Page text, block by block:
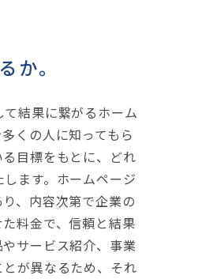
か。
結果に繋がるホーム
くの人に知ってもら
目標をもとに、どれ
ます。ホームページ
、内容次第で企業の
料金で、信頼と結果
サービス紹介、事業
が異なるため、それ